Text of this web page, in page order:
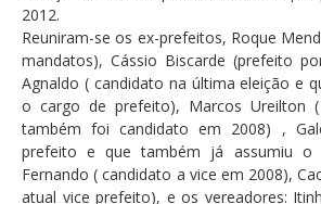
2012.
Reuniram-se os ex-prefeitos, Roque
mandatos), Cássio Biscarde (prefeito
Agnaldo ( candidato na última eleição e
o cargo de prefeito), Marcos Ureilton
também foi candidato em 2008) ,
prefeito e que também já assumiu o
Fernando ( candidato a vice em 2008),
atual vice prefeito), e os vereadores: